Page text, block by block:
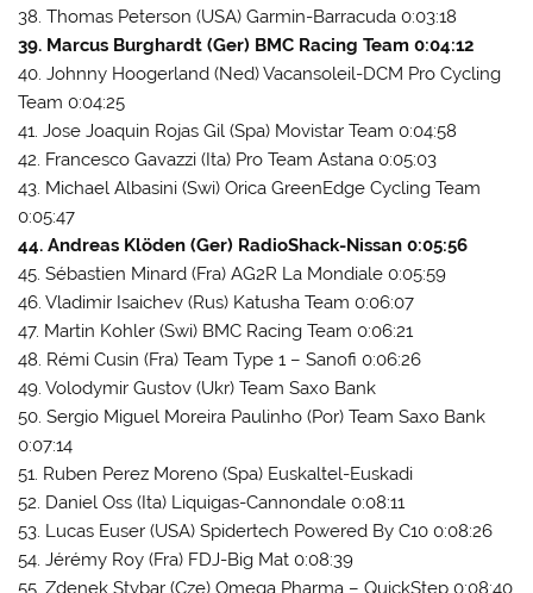
38. Thomas Peterson (USA) Garmin-Barracuda 0:03:18
39. Marcus Burghardt (Ger) BMC Racing Team 0:04:12
40. Johnny Hoogerland (Ned) Vacansoleil-DCM Pro Cycling
Team 0:04:25
41. Jose Joaquin Rojas Gil (Spa) Movistar Team 0:04:58
42. Francesco Gavazzi (Ita) Pro Team Astana 0:05:03
43. Michael Albasini (Swi) Orica GreenEdge Cycling Team
0:05:47
44. Andreas Klöden (Ger) RadioShack-Nissan 0:05:56
45. Sébastien Minard (Fra) AG2R La Mondiale 0:05:59
46. Vladimir Isaichev (Rus) Katusha Team 0:06:07
47. Martin Kohler (Swi) BMC Racing Team 0:06:21
48. Rémi Cusin (Fra) Team Type 1 – Sanofi 0:06:26
49. Volodymir Gustov (Ukr) Team Saxo Bank
50. Sergio Miguel Moreira Paulinho (Por) Team Saxo Bank
0:07:14
51. Ruben Perez Moreno (Spa) Euskaltel-Euskadi
52. Daniel Oss (Ita) Liquigas-Cannondale 0:08:11
53. Lucas Euser (USA) Spidertech Powered By C10 0:08:26
54. Jérémy Roy (Fra) FDJ-Big Mat 0:08:39
55. Zdenek Stybar (Cze) Omega Pharma – QuickStep 0:08:40